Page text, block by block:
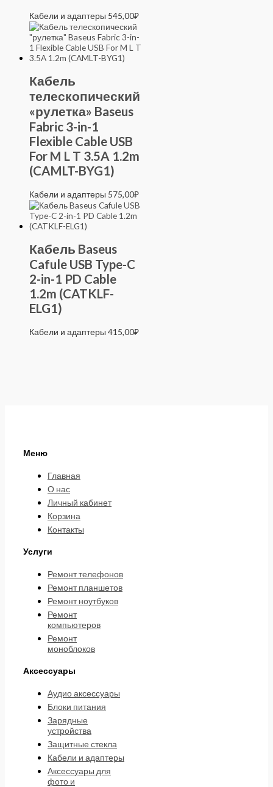
Кабели и адаптеры 545,00₽
Кабель
телескопический
«рулетка» Baseus
Fabric 3-in-1
Flexible Cable USB
For M L T 3.5A 1.2m
(CAMLT-BYG1)
Кабели и адаптеры 575,00₽
Кабель Baseus
Cafule USB Type-C
2-in-1 PD Cable
1.2m (CATKLF-
ELG1)
Кабели и адаптеры 415,00₽
Меню
Главная
О нас
Личный кабинет
Корзина
Контакты
Услуги
Ремонт телефонов
Ремонт планшетов
Ремонт ноутбуков
Ремонт
компьютеров
Ремонт
моноблоков
Аксессуары
Аудио аксессуары
Блоки питания
Зарядные
устройства
Защитные стекла
Кабели и адаптеры
Аксессуары для
фото и